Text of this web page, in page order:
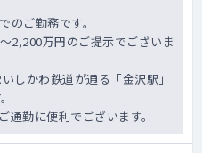
のご勤務です。
2,200万円のご提示でございま
しかわ鉄道が通る「金沢駅」
勤に便利でございます。